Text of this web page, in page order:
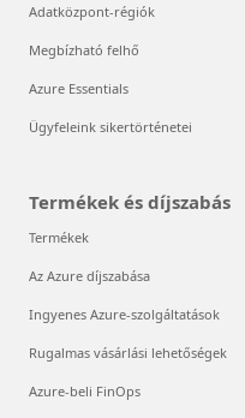
Adatközpont-régiók
Megbízható felhő
Azure Essentials
Ügyfeleink sikertörténetei
Termékek és díjszabás
Termékek
Az Azure díjszabása
Ingyenes Azure-szolgáltatások
Rugalmas vásárlási lehetőségek
Azure-beli FinOps